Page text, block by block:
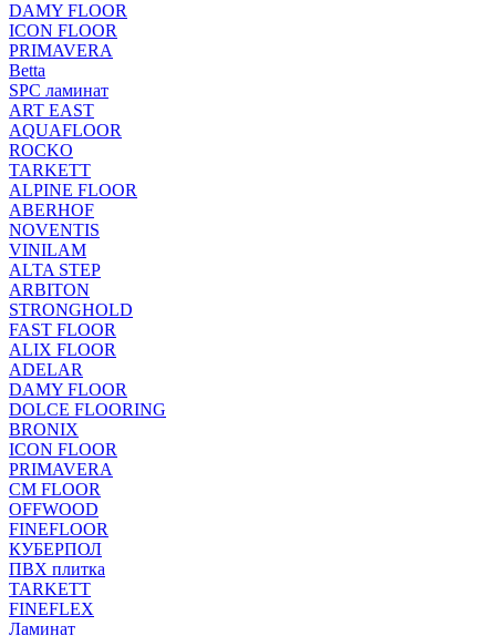
DAMY FLOOR
ICON FLOOR
PRIMAVERA
Betta
SPC ламинат
ART EAST
AQUAFLOOR
ROCKO
TARKETT
ALPINE FLOOR
ABERHOF
NOVENTIS
VINILAM
ALTA STEP
ARBITON
STRONGHOLD
FAST FLOOR
ALIX FLOOR
ADELAR
DAMY FLOOR
DOLCE FLOORING
BRONIX
ICON FLOOR
PRIMAVERA
CM FLOOR
OFFWOOD
FINEFLOOR
КУБЕРПОЛ
ПВХ плитка
TARKETT
FINEFLEX
Ламинат